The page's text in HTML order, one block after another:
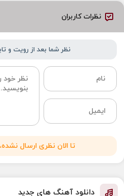
نظرات کاربران
نظر شما بعد از رویت و
تا الان نظری ارسال
دانلود آهنگ های جدید